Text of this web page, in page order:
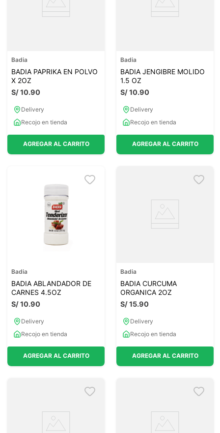
Badia
BADIA PAPRIKA EN POLVO
X 2OZ
S/10.90
Delivery
Recojo en tienda
AGREGAR AL CARRITO
Badia
BADIA JENGIBRE MOLIDO
1.5 OZ
S/10.90
Delivery
Recojo en tienda
AGREGAR AL CARRITO
Badia
BADIA ABLANDADOR DE
CARNES 4.5OZ
S/10.90
Delivery
Recojo en tienda
AGREGAR AL CARRITO
Badia
BADIA CURCUMA
ORGANICA 2OZ
S/15.90
Delivery
Recojo en tienda
AGREGAR AL CARRITO